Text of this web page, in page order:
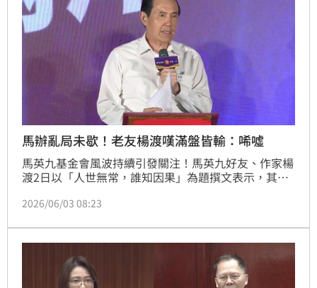
馬辦亂局未歇！老友楊渡嘆滿盤皆輸：唏噓
馬英九基金會風波持續引發關注！馬英九好友、作家楊
渡2日以「人世無常，誰知因果」為題撰文表示，其實
忙」，四月中曾勸馬熄燈靜養，但事態仍無法停止，直
化，然而走到如此境地，唯有唏噓。
2026/06/03 08:23